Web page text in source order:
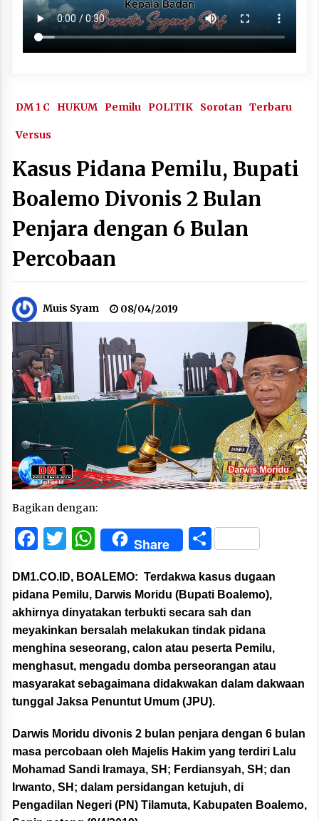
DM 1 C HUKUM Pemilu POLITIK Sorotan Terbaru
Versus
Kasus Pidana Pemilu, Bupati
Boalemo Divonis 2 Bulan
Penjara dengan 6 Bulan
Percobaan
Muis Syam 08/04/2019
Bagikan dengan:
Facebook
Twitter
WhatsApp
Share Share
DM1.CO.ID, BOALEMO: Terdakwa kasus dugaan
pidana Pemilu, Darwis Moridu (Bupati Boalemo),
akhirnya dinyatakan terbukti secara sah dan
meyakinkan bersalah melakukan tindak pidana
menghina seseorang, calon atau peserta Pemilu,
menghasut, mengadu domba perseorangan atau
masyarakat sebagaimana didakwakan dalam dakwaan
tunggal Jaksa Penuntut Umum (JPU).
Darwis Moridu divonis 2 bulan penjara dengan 6 bulan
masa percobaan oleh Majelis Hakim yang terdiri Lalu
Mohamad Sandi Iramaya, SH; Ferdiansyah, SH; dan
Irwanto, SH; dalam persidangan ketujuh, di
Pengadilan Negeri (PN) Tilamuta, Kabupaten Boalemo,